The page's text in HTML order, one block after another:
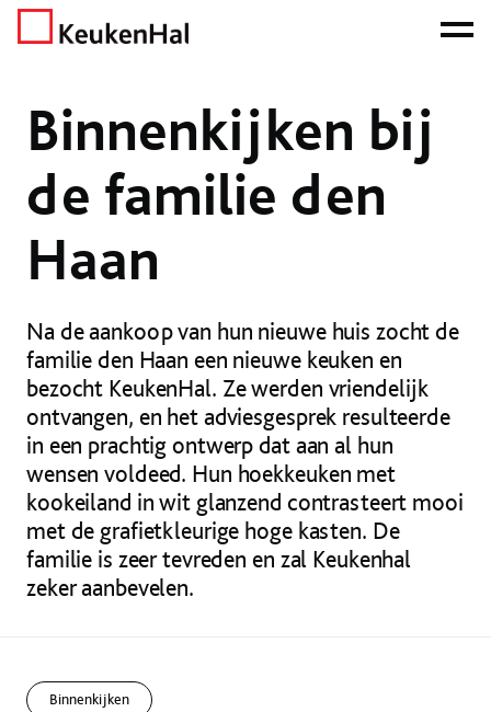
Home Nieuws
Binnenkijken
Binnenkijken bij de familie den Haan
Binnenkijken bij
de familie den
Haan
Na de aankoop van hun nieuwe huis zocht de
familie den Haan een nieuwe keuken en
bezocht KeukenHal. Ze werden vriendelijk
ontvangen, en het adviesgesprek resulteerde
in een prachtig ontwerp dat aan al hun
wensen voldeed. Hun hoekkeuken met
kookeiland in wit glanzend contrasteert mooi
met de grafietkleurige hoge kasten. De
familie is zeer tevreden en zal Keukenhal
zeker aanbevelen.
Binnenkijken